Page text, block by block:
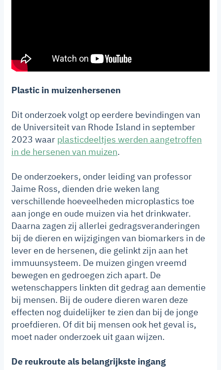
Plastic in muizenhersenen
Dit onderzoek volgt op eerdere bevindingen van
de Universiteit van Rhode Island in september
2023 waar plasticdeeltjes werden aangetroffen
in de hersenen van muizen.
De onderzoekers, onder leiding van professor
Jaime Ross, dienden drie weken lang
verschillende hoeveelheden microplastics toe
aan jonge en oude muizen via het drinkwater.
Daarna zagen zij allerlei gedragsveranderingen
bij de dieren en wijzigingen van biomarkers in de
lever en de hersenen, die gelinkt zijn aan het
immuunsysteem. De muizen gingen vreemd
bewegen en gedroegen zich apart. De
wetenschappers linkten dit gedrag aan dementie
bij mensen. Bij de oudere dieren waren deze
effecten nog duidelijker te zien dan bij de jonge
proefdieren. Of dit bij mensen ook het geval is,
moet nader onderzoek uit gaan wijzen.
De reukroute als belangrijkste ingang